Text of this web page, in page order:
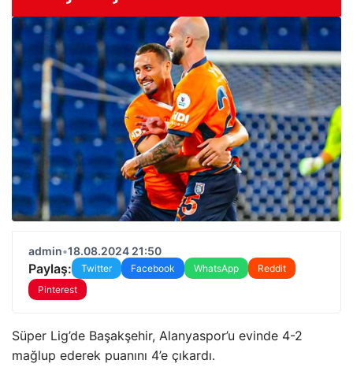
admin•18.08.2024 21:50
Paylaş: Twitter Facebook WhatsApp
Reddit
Pinterest
Süper Lig’de Başakşehir, Alanyaspor’u evinde 4-2
mağlup ederek puanını 4’e çıkardı.